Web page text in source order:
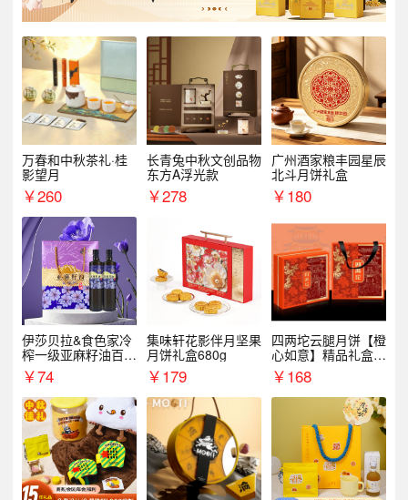
万春和中秋茶礼·桂
影望月
￥260
长青兔中秋文创品物
东方A浮光款
￥278
广州酒家粮丰园星辰
北斗月饼礼盒
￥180
伊莎贝拉&食色家冷
榨一级亚麻籽油百紫
千红500ml*2礼盒
￥74
集味轩花影伴月坚果
月饼礼盒680g
￥179
四两坨云腿月饼【橙
心如意】精品礼盒4
50g/盒
￥168